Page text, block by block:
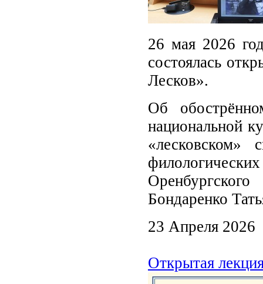
26 мая 2026
состоялась
Лесков».
Об
национальной
«лесковском»
Бондаренко
23 Апреля 2026
Открытая